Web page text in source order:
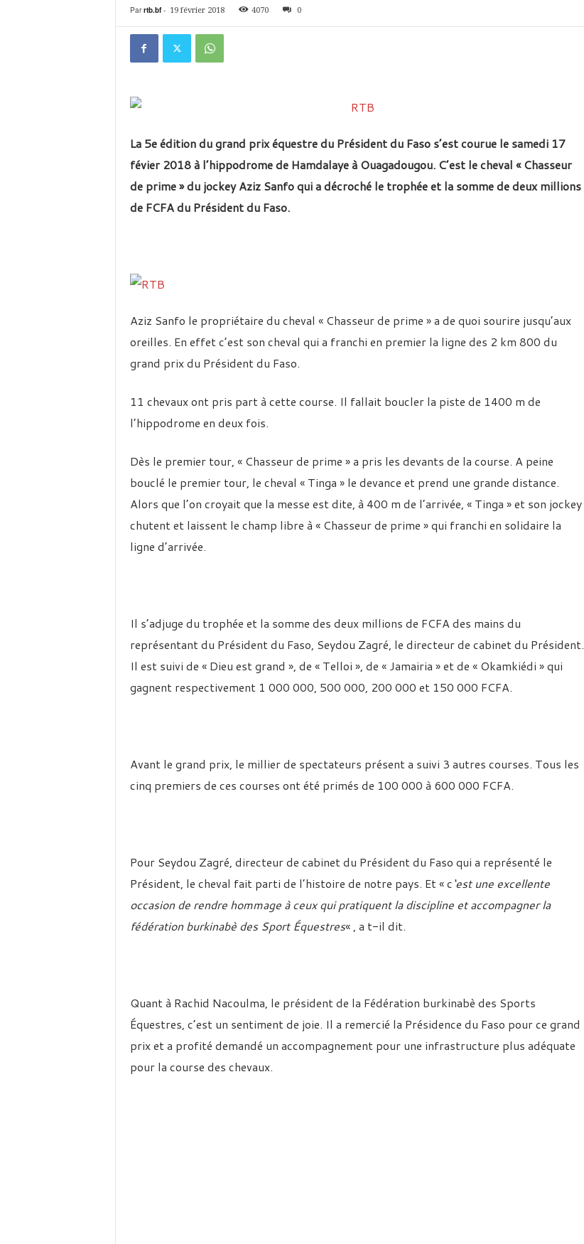
i
Par rtb.bf- 19 février 2018 4070 0
La 5e édition du grand prix équestre du Président du Faso s’est courue le samedi 17
févier 2018 à l’hippodrome de Hamdalaye à Ouagadougou. C’est le cheval « Chasseur
de prime » du jockey Aziz Sanfo qui a décroché le trophée et la somme de deux millions
de FCFA du Président du Faso.
Aziz Sanfo le propriétaire du cheval « Chasseur de prime » a de quoi sourire jusqu’aux
oreilles. En effet c’est son cheval qui a franchi en premier la ligne des 2 km 800 du
grand prix du Président du Faso.
11 chevaux ont pris part à cette course. Il fallait boucler la piste de 1400 m de
l’hippodrome en deux fois.
Dès le premier tour, « Chasseur de prime » a pris les devants de la course. A peine
bouclé le premier tour, le cheval « Tinga » le devance et prend une grande distance.
Alors que l’on croyait que la messe est dite, à 400 m de l’arrivée, « Tinga » et son jockey
chutent et laissent le champ libre à « Chasseur de prime » qui franchi en solidaire la
ligne d’arrivée.
Il s’adjuge du trophée et la somme des deux millions de FCFA des mains du
représentant du Président du Faso, Seydou Zagré, le directeur de cabinet du Président.
Il est suivi de « Dieu est grand », de « Telloi », de « Jamairia » et de « Okamkiédi » qui
gagnent respectivement 1 000 000, 500 000, 200 000 et 150 000 FCFA.
Avant le grand prix, le millier de spectateurs présent a suivi 3 autres courses. Tous les
cinq premiers de ces courses ont été primés de 100 000 à 600 000 FCFA.
Pour Seydou Zagré, directeur de cabinet du Président du Faso qui a représenté le
Président, le cheval fait parti de l’histoire de notre pays. Et « c‘est une excellente
occasion de rendre hommage à ceux qui pratiquent la discipline et accompagner la
fédération burkinabè des Sport Équestres« , a t-il dit.
Quant à Rachid Nacoulma, le président de la Fédération burkinabè des Sports
Équestres, c’est un sentiment de joie. Il a remercié la Présidence du Faso pour ce grand
prix et a profité demandé un accompagnement pour une infrastructure plus adéquate
pour la course des chevaux.